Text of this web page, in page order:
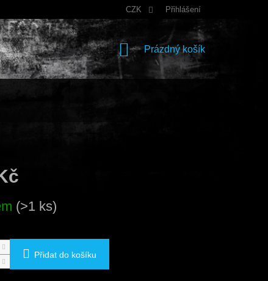
CZK Přihlášení
NÁKUPNÍ
KOŠÍK
Prázdný košík
(>1 ks)
Přidat do košíku